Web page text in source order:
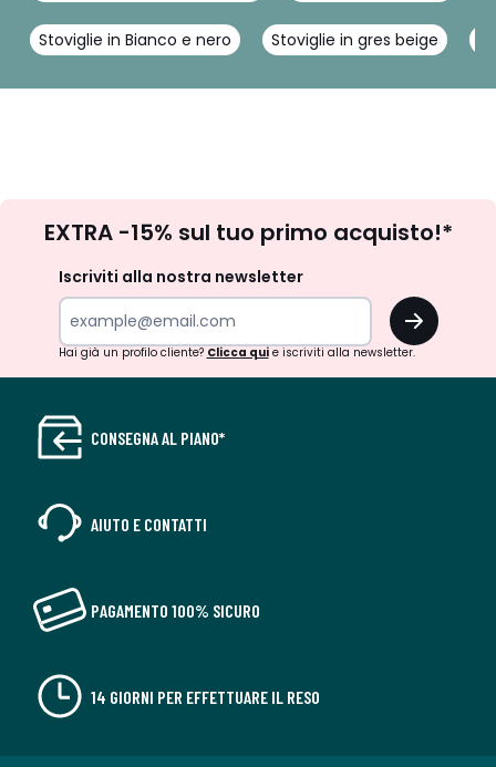
Stoviglie in Bianco e nero Stoviglie in gres beige
newsletter
EXTRA -15% sul tuo primo acquisto!*
Iscriviti alla nostra newsletter
OK
Hai già un profilo cliente? Clicca quie iscriviti alla newsletter.
CONSEGNA AL PIANO*
AIUTO E CONTATTI
PAGAMENTO 100% SICURO
14 GIORNI PER EFFETTUARE IL RESO